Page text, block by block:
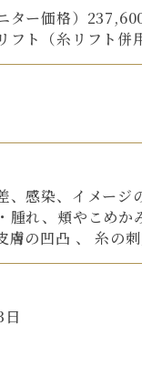
ター価格）
フト（糸リフト
、感染、イメージ
腫れ、頬やこめか
膚の凹凸 、 糸の